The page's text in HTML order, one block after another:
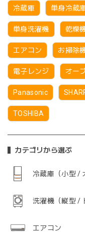
冷蔵庫 単身冷蔵
単身洗濯機 乾燥
エアコン お掃除
電子レンジ オー
Panasonic
TOSHIBA
カテゴリから選ぶ
冷蔵庫（小型 /
洗濯機（縦型 /
エアコン